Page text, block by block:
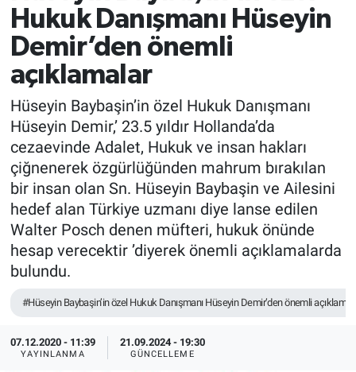
Hukuk Danışmanı Hüseyin
Demir’den önemli
açıklamalar
Hüseyin Baybaşin’in özel Hukuk Danışmanı
Hüseyin Demir,’ 23.5 yıldır Hollanda’da
cezaevinde Adalet, Hukuk ve insan hakları
çiğnenerek özgürlüğünden mahrum bırakılan
bir insan olan Sn. Hüseyin Baybaşin ve Ailesini
hedef alan Türkiye uzmanı diye lanse edilen
Walter Posch denen müfteri, hukuk önünde
hesap verecektir ’diyerek önemli açıklamalarda
bulundu.
#Hüseyin Baybaşin’in özel Hukuk Danışmanı Hüseyin Demir’den önemli
07.12.2020 - 11:39
YAYINLANMA
21.09.2024 - 19:30
GÜNCELLEME
Politika
Ekonomi
Spor
Kültür Sanat
Sağlık
TEKNOLOJİ
Dünya
İlçeler
MAGAZİN
İstanbul Trafik Yoğunluk Haritası
Süper Lig Puan Durumu ve Fikstür
Tüm Manşetler
Son Dakika Haberleri
Haber Arşivi